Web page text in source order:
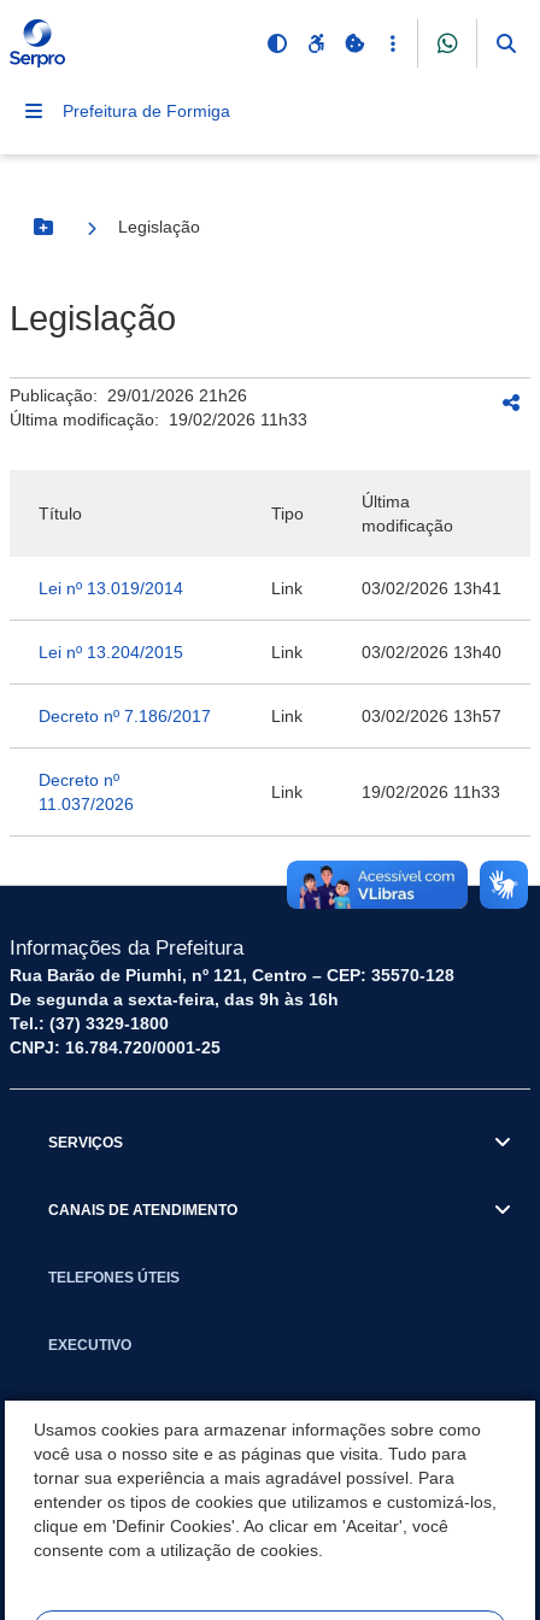
Prefeitura de Formiga
Botão Menu
Legislação
Legislação
Publicação: 29/01/2026 21h26
Última modificação: 19/02/2026 11h33
Título Tipo
Última
modificação
Lei nº 13.019/2014 Link 03/02/2026 13h41
Lei nº 13.204/2015 Link 03/02/2026 13h40
Decreto nº 7.186/2017 Link 03/02/2026 13h57
Decreto nº
11.037/2026
Link 19/02/2026 11h33
Informações da Prefeitura
Rua Barão de Piumhi, nº 121, Centro – CEP: 35570-128
De segunda a sexta-feira, das 9h às 16h
Tel.: (37) 3329-1800
CNPJ: 16.784.720/0001-25
SERVIÇOS
CANAIS DE ATENDIMENTO
TELEFONES ÚTEIS
EXECUTIVO
APLICATIVO
LEGISLAÇÃO
Usamos cookies para armazenar informações sobre como
você usa o nosso site e as páginas que visita. Tudo para
tornar sua experiência a mais agradável possível. Para
entender os tipos de cookies que utilizamos e customizá-los,
clique em 'Definir Cookies'. Ao clicar em 'Aceitar', você
consente com a utilização de cookies.